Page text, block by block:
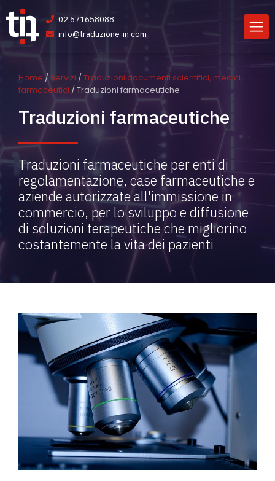
02 671658088
info@traduzione-in.com
Home / Servizi /Traduzioni documenti scientifici, medici,
farmaceutici / Traduzioni farmaceutiche
Traduzioni farmaceutiche
Traduzioni farmaceutiche per enti di
regolamentazione, case farmaceutiche e
aziende autorizzate all'immissione in
commercio, per lo sviluppo e diffusione
di soluzioni terapeutiche che migliorino
costantemente la vita dei pazienti